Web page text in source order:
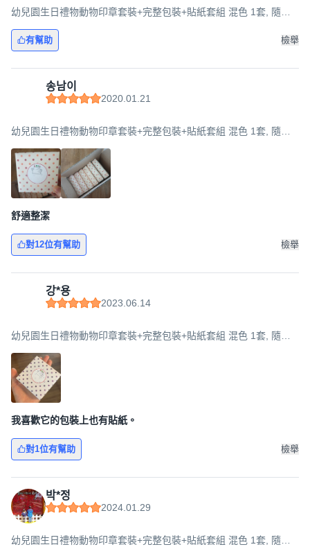
幼兒園生日禮物動物印章套裝+完整包裝+貼紙套組 混色 1套, 隨機
有幫助 檢舉
송남이
2020.01.21
幼兒園生日禮物動物印章套裝+完整包裝+貼紙套組 混色 1套, 隨機
舒適整潔
對12位有幫助 檢舉
강*용
2023.06.14
幼兒園生日禮物動物印章套裝+完整包裝+貼紙套組 混色 1套, 隨機
我喜歡它的包裝上也有貼紙。
對1位有幫助 檢舉
박*정
2024.01.29
幼兒園生日禮物動物印章套裝+完整包裝+貼紙套組 混色 1套, 隨機